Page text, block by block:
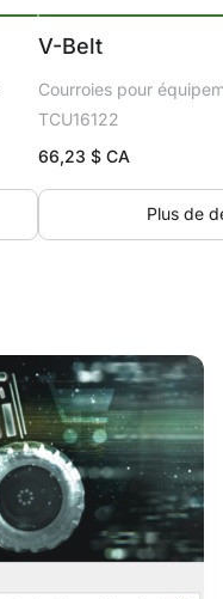
V-Belt
Courroies pour
TCU16122
66,23$ CA
Plus de